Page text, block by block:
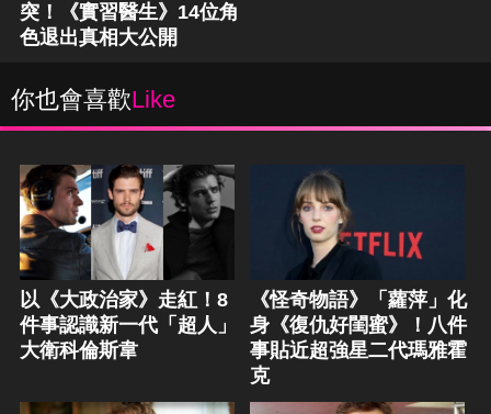
突！《實習醫生》14位角
色退出真相大公開
你也會喜歡Like
以《大政治家》走紅！8
件事認識新一代「超人」
大衛科倫斯韋
《怪奇物語》「蘿萍」化
身《復仇好閨蜜》！八件
事貼近超強星二代瑪雅霍
克